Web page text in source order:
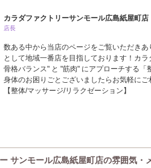
カラダファクトリーサンモール広島紙屋町店
店長
数ある中から当店のページをご覧いただきあ
として地域一番店を目指しております！カ
骨格バランス" と "筋肉" にアプローチする
身体のお困りごとございましたらお気軽にご
【整体/マッサージ/リラクゼーション】
サンモール広島紙屋町店の雰囲気・